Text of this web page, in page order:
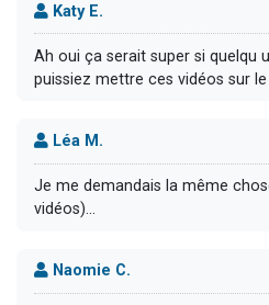
Katy E.
Ah oui ça serait super si quelqu
puissiez mettre ces vidéos sur
Léa M.
Je me demandais la même
vidéos)...
Naomie C.